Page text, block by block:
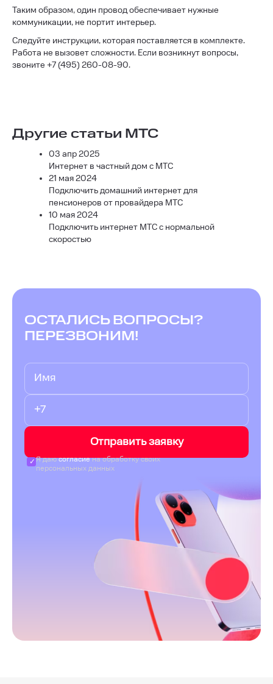
Таким образом, один провод обеспечивает нужные
коммуникации, не портит интерьер.
Следуйте инструкции, которая поставляется в комплекте.
Работа не вызовет сложности. Если возникнут вопросы,
звоните +7 (495) 260-08-90.
Другие статьи МТС
03 апр 2025
Интернет в частный дом с МТС
21 мая 2024
Подключить домашний интернет для
пенсионеров от провайдера МТС
10 мая 2024
Подключить интернет МТС с нормальной
скоростью
ОСТАЛИСЬ ВОПРОСЫ?
ПЕРЕЗВОНИМ!
Отправить заявку
Я даюсогласиена обработку своих
персональных данных